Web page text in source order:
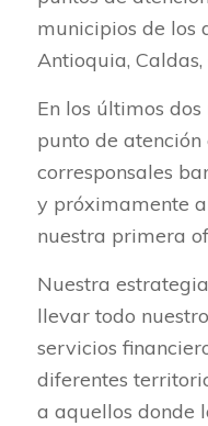
municipios de los
Antioquia, Caldas,
En los últimos
punto de atención
corresponsales
y próximamente
nuestra primera
Nuestra
llevar todo
servicios
diferentes
a aquellos donde